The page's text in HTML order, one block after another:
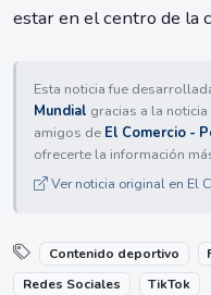
estar en el centro de la
Esta noticia fue
Mundial gracias a la
amigos de El Comercio -
ofrecerte la información
Ver noticia original en El
Contenido deportivo
Redes Sociales
TikTok